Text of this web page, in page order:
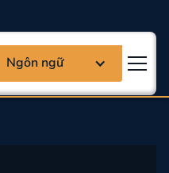
Động
Ngôn ngữ